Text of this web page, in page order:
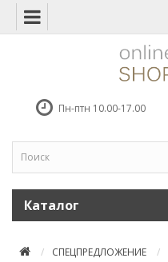
Пн-птн 10.00-17.00
Каталог
СПЕЦПРЕДЛОЖЕНИЕ